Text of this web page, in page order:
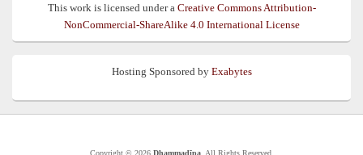
This work is licensed under a Creative Commons Attribution-
NonCommercial-ShareAlike 4.0 International License
Hosting Sponsored by Exabytes
Copyright © 2026 Dhammadīpa. All Rights Reserved.